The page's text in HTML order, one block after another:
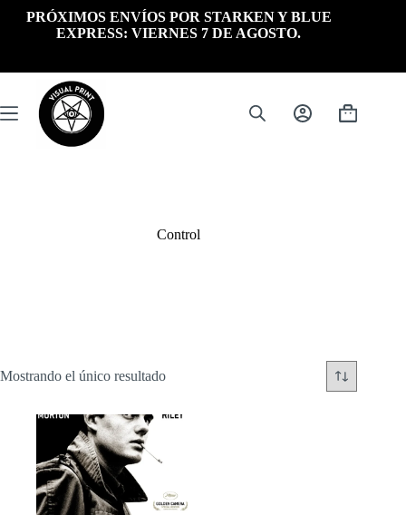
PRÓXIMOS ENVÍOS POR STARKEN Y BLUE
EXPRESS: VIERNES 7 DE AGOSTO.
Carrito
Control
Mostrando el único resultado